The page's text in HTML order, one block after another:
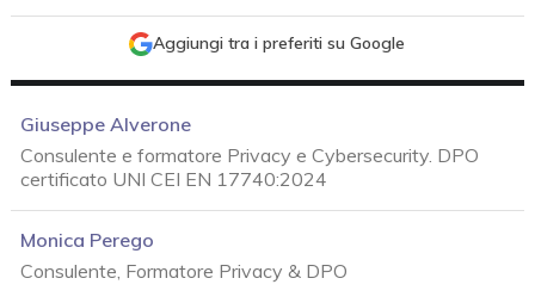
Aggiungi tra i preferiti su Google
Giuseppe Alverone
Consulente e formatore Privacy e Cybersecurity. DPO
certificato UNI CEI EN 17740:2024
Monica Perego
Consulente, Formatore Privacy & DPO